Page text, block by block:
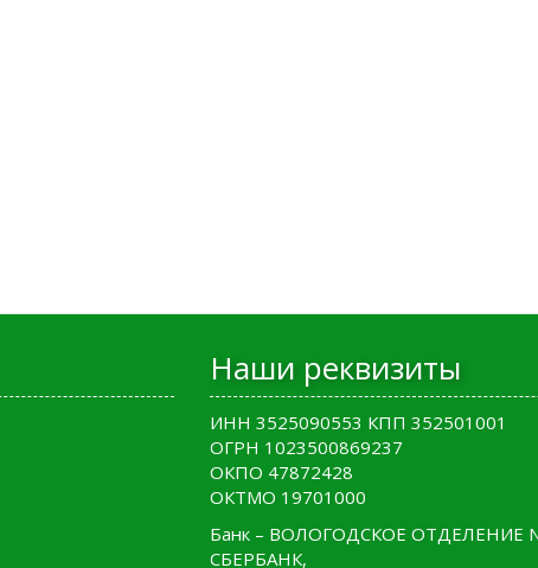
Наши реквизиты
ИНН 3525090553 КПП 352501001
ОГРН 1023500869237
ОКПО 47872428
ОКТМО 19701000
Банк – ВОЛОГОДСКОЕ ОТДЕЛЕНИЕ
СБЕРБАНК,